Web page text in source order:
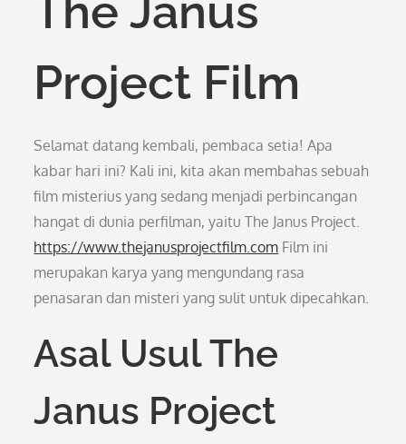
The Janus
Project Film
Selamat datang kembali, pembaca setia! Apa
kabar hari ini? Kali ini, kita akan membahas sebuah
film misterius yang sedang menjadi perbincangan
hangat di dunia perfilman, yaitu The Janus Project.
https://www.thejanusprojectfilm.com Film ini
merupakan karya yang mengundang rasa
penasaran dan misteri yang sulit untuk dipecahkan.
Asal Usul The
Janus Project